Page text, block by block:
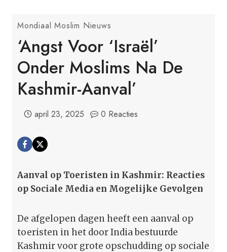
Mondiaal Moslim Nieuws
‘Angst Voor ‘Israël’
Onder Moslims Na De
Kashmir-Aanval’
april 23, 2025 0 Reacties
Aanval op Toeristen in Kashmir: Reacties
op Sociale Media en Mogelijke Gevolgen
De afgelopen dagen heeft een aanval op
toeristen in het door India bestuurde
Kashmir voor grote opschudding op sociale